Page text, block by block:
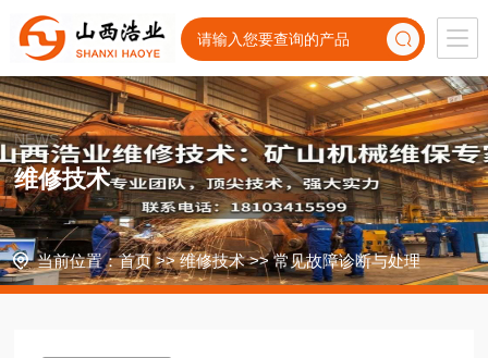
NEWS
维修技术
当前位置：首页>>维修技术>>常见故障诊断与处理